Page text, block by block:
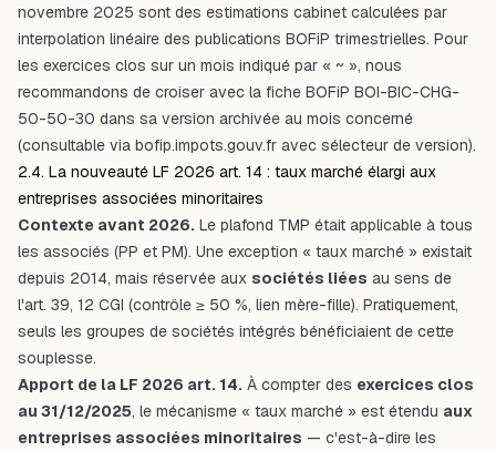
novembre 2025 sont des estimations cabinet calculées par
interpolation linéaire des publications BOFiP trimestrielles. Pour
les exercices clos sur un mois indiqué par « ~ », nous
recommandons de croiser avec la fiche BOFiP BOI-BIC-CHG-
50-50-30 dans sa version archivée au mois concerné
(consultable via bofip.impots.gouv.fr avec sélecteur de version).
2.4. La nouveauté LF 2026 art. 14 : taux marché élargi aux
entreprises associées minoritaires
Contexte avant 2026. Le plafond TMP était applicable à tous
les associés (PP et PM). Une exception « taux marché » existait
depuis 2014, mais réservée aux sociétés liées au sens de
l'art. 39, 12 CGI (contrôle ≥ 50 %, lien mère-fille). Pratiquement,
seuls les groupes de sociétés intégrés bénéficiaient de cette
souplesse.
Apport de la LF 2026 art. 14. À compter des exercices clos
au 31/12/2025, le mécanisme « taux marché » est étendu aux
entreprises associées minoritaires — c'est-à-dire les